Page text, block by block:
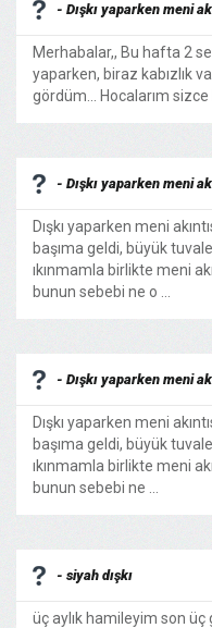
- Dışkı yaparken meni
Merhabalar,, Bu hafta 2
yaparken, biraz kabızlık
gördüm... Hocalarım sizce
- Dışkı yaparken meni
Dışkı yaparken meni
başıma geldi, büyük
ıkınmamla birlikte meni
bunun sebebi ne o ...
- Dışkı yaparken meni
Dışkı yaparken meni
başıma geldi, büyük
ıkınmamla birlikte meni
bunun sebebi ne ...
- siyah dışkı
üç aylık hamileyim son üç